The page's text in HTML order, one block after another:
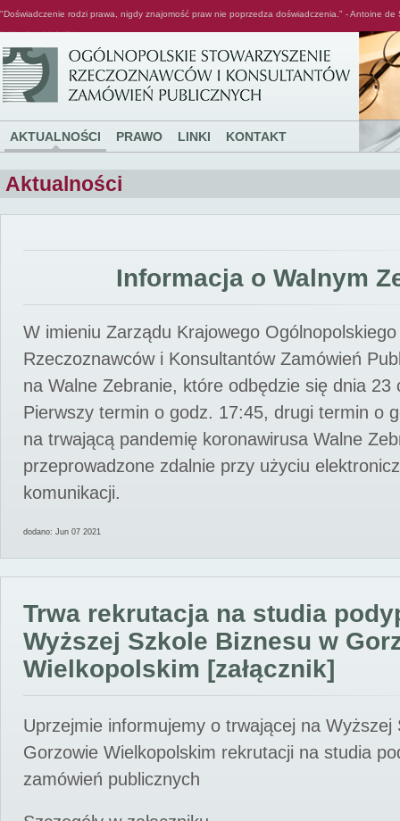
"Doświadczenie rodzi prawa, nigdy znajomość praw nie poprzedza doświadczenia." - Antoine de
AKTUALNOŚCI PRAWO LINKI KONTAKT
Aktualności
Informacja o Walnym
W imieniu Zarządu Krajowego
Rzeczoznawców i Konsultantów Zamówień
na Walne Zebranie, które odbędzie się dnia 23
Pierwszy termin o godz. 17:45, drugi termin o
na trwającą pandemię koronawirusa Walne
przeprowadzone zdalnie przy użyciu
komunikacji.
dodano: Jun 07 2021
Trwa rekrutacja na studia
Wyższej Szkole Biznesu w
Wielkopolskim [załącznik]
Uprzejmie informujemy o trwającej na Wyższej
Gorzowie Wielkopolskim rekrutacji na studia
zamówień publicznych